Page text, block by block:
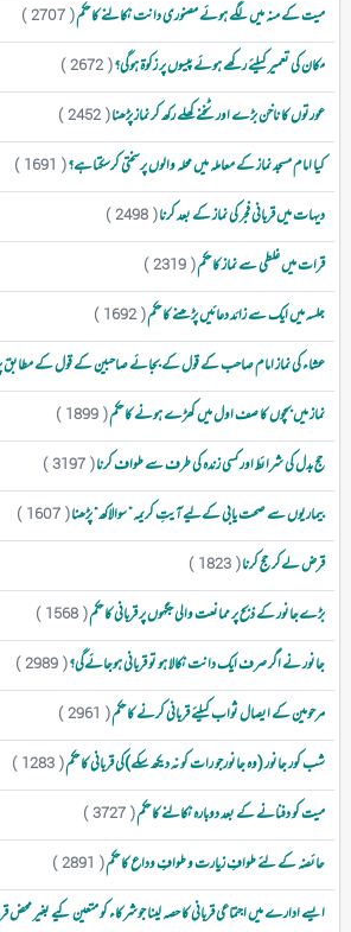
میت کے منہ میں لگے ہوئے مصنوری دانت نکالنے کا حکم( 2707 )
مکان کی تعمیر کیلئے رکھے ہوئے پیسوں پر زکوۃ ہوگی؟( 2672 )
عورتوں کا ناخن بڑے اور ٹخنے کھلے رکھ کر نماز پڑھنا( 2452 )
کیا امام مسجد نماز کے معاملہ میں محلہ والوں پر سختی کرسکتاہے؟( 1691 )
دیہات میں قربانی فجر کی نماز کے بعد کرنا( 2498 )
قرات میں غلطی سے نماز کا حکم( 2319 )
جلسہ میں ایک سے زائد دعائیں پڑھنے کا حکم( 1692 )
عشاء کی نماز امام صاحب کے قول کے بجائے صاحبین کے قول کے مطابق
نماز میں بچوں کا صف اول میں کھڑے ہونے کا حکم( 1899 )
حج بدل کی شرائط اور کسی زندہ کی طرف سے طواف کرنا( 3197 )
بیماریوں سے صحت یابی کےلیے آیتِ کریمہ” سوالاکھ“ پڑھنا( 1607 )
قرض لےکر حج کرنا( 1823 )
بڑےجانور کے ذبح پر ممانعت والی جگہوں پر قربانی کا حکم( 1568 )
جانور نے اگر صرف ایک دانت نکالا ہو تو قربانی ہوجائےگی؟( 2989 )
مرحومین کے ایصال ثواب کیلئے قربانی کرنے کا حکم( 2961 )
شب کور جانور (وہ جانورجو رات کو نہ دیکھ سکے)کی قربانی کا حکم( 1283 )
میت کو دفنانے کے بعد دوبارہ نکالنے کا حکم( 3727 )
حائضہ کے لئے طوافِ زیارت و طوافِ وداع کا حکم( 2891 )
ایسے ادارے میں اجتماعی قربانی کا حصہ لینا جوشرکاء کو متعین کیے بغیر محض